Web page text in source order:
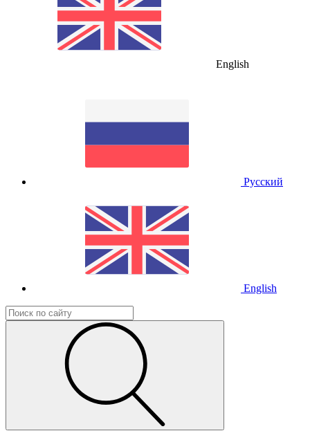
English
Русский
English